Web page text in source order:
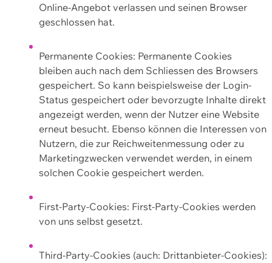
Online-Angebot verlassen und seinen Browser
geschlossen hat.
Permanente Cookies: Permanente Cookies
bleiben auch nach dem Schliessen des Browsers
gespeichert. So kann beispielsweise der Login-
Status gespeichert oder bevorzugte Inhalte direkt
angezeigt werden, wenn der Nutzer eine Website
erneut besucht. Ebenso können die Interessen von
Nutzern, die zur Reichweitenmessung oder zu
Marketingzwecken verwendet werden, in einem
solchen Cookie gespeichert werden.
First-Party-Cookies: First-Party-Cookies werden
von uns selbst gesetzt.
Third-Party-Cookies (auch: Drittanbieter-Cookies):